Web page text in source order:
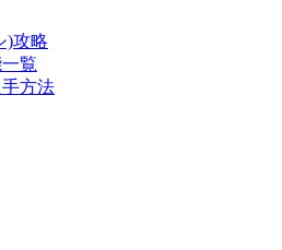
)攻略
覧
方法